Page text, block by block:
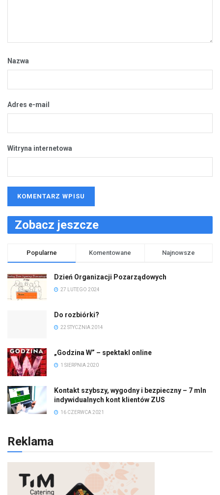
Nazwa
Adres e-mail
Witryna internetowa
Zobacz jeszcze
Popularne Komentowane Najnowsze
Dzień Organizacji Pozarządowych
27 LUTEGO 2024
Do rozbiórki?
22 STYCZNIA 2014
„Godzina W” – spektakl online
1 SIERPNIA 2020
Kontakt szybszy, wygodny i bezpieczny – 7 mln
indywidualnych kont klientów ZUS
16 CZERWCA 2021
Reklama